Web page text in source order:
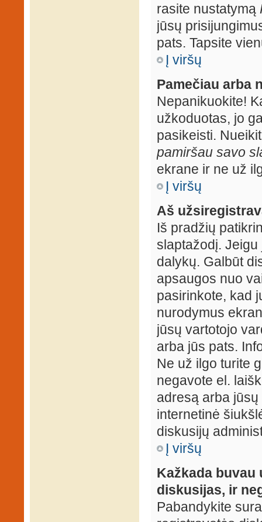
rasite nustatymą
jūsų
pats. Tapsite
Į viršų
Pamečiau arba
Nepanikuokite!
užkoduotas, jo
pasikeisti.
pamiršau savo
ekrane ir ne už
Į viršų
Aš
Iš pradžių
slaptažodį.
dalykų. Galbūt
apsaugos nuo
pasirinkote, kad
nurodymus
jūsų vartotojo
arba jūs pats.
Ne už ilgo turite
negavote el.
adresą arba
internetinė
diskusijų
Į viršų
Kažkada buvau
diskusijas, ir
Pabandykite